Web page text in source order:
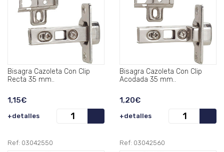
Bisagra Cazoleta Con Clip
Recta 35 mm..
1,15€
+detalles
Bisagra Cazoleta Con Clip
Acodada 35 mm..
1,20€
+detalles
Ref: 03042550 Ref: 03042560